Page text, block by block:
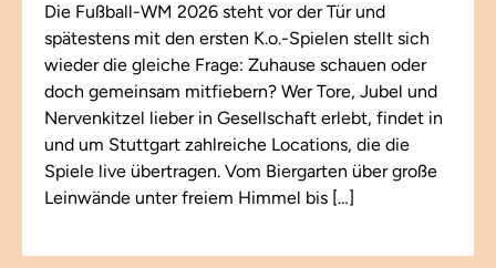
Die Fußball-WM 2026 steht vor der Tür und
spätestens mit den ersten K.o.-Spielen stellt sich
wieder die gleiche Frage: Zuhause schauen oder
doch gemeinsam mitfiebern? Wer Tore, Jubel und
Nervenkitzel lieber in Gesellschaft erlebt, findet in
und um Stuttgart zahlreiche Locations, die die
Spiele live übertragen. Vom Biergarten über große
Leinwände unter freiem Himmel bis […]